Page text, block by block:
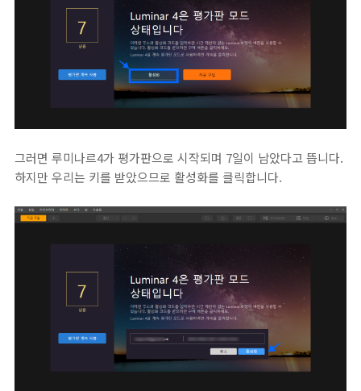
그러면 루미나르4가 평가판으로 시작되며 7일이 남았다고 뜹니다.
하지만 우리는 키를 받았으므로 활성화를 클릭합니다.